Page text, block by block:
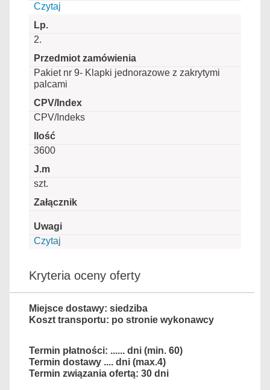
Czytaj
2.
Pakiet nr 9- Klapki jednorazowe z zakrytymi
palcami
CPV/Indeks
3600
szt.
Czytaj
Kryteria oceny oferty
Miejsce dostawy: siedziba
Koszt transportu: po stronie wykonawcy
Termin płatności: ...... dni (min. 60)
Termin dostawy .... dni (max.4)
Termin związania ofertą: 30 dni